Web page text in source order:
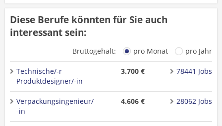
Diese Berufe könnten für Sie auch
interessant sein:
Bruttogehalt: pro Monat pro Jahr
Technische/-r
Produktdesigner/-in
3.700 € 78441 Jobs
Verpackungsingenieur/
-in
4.606 € 28062 Jobs